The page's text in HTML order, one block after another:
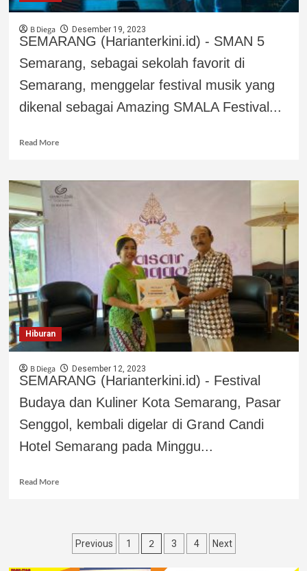
B Diega Desember 19, 2023
SEMARANG (Harianterkini.id) - SMAN 5
Semarang, sebagai sekolah favorit di
Semarang, menggelar festival musik yang
dikenal sebagai Amazing SMALA Festival...
Read More
Hiburan
B Diega Desember 12, 2023
SEMARANG (Harianterkini.id) - Festival
Budaya dan Kuliner Kota Semarang, Pasar
Senggol, kembali digelar di Grand Candi
Hotel Semarang pada Minggu...
Read More
Previous 1 2 3 4 Next